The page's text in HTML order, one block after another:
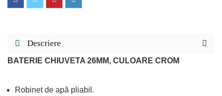
Descriere
BATERIE CHIUVETA 26MM, CULOARE CROM
Robinet de apă pliabil.